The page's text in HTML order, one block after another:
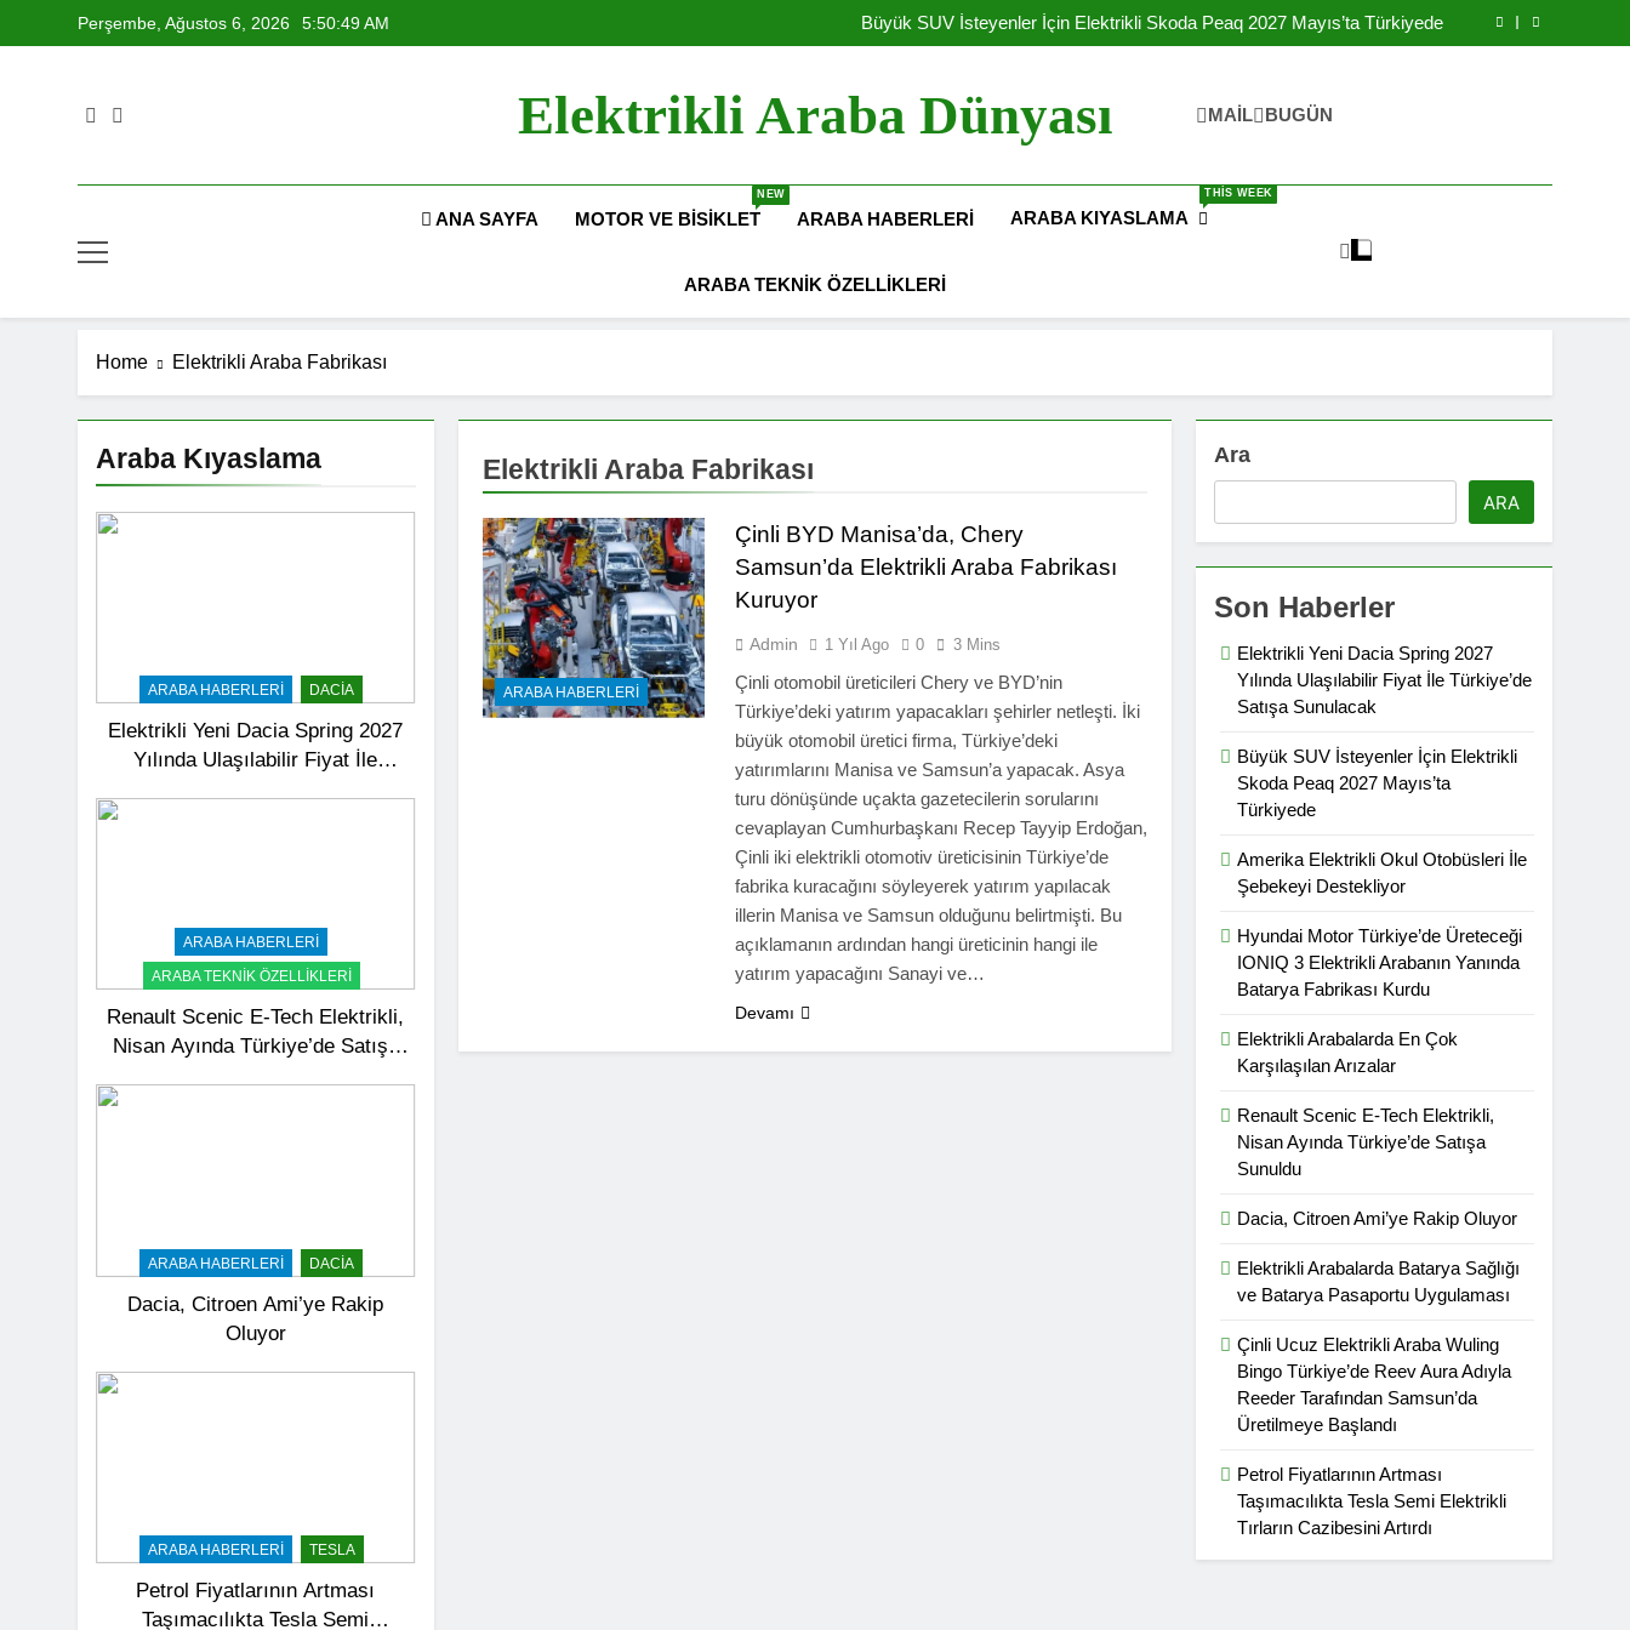
to
Perşembe, Ağustos 6, 2026 5:50:50 AM
Sunulacak
Büyük SUV İsteyenler İçin Elektrikli Skoda Peaq 2027 Mayıs’ta Türkiyede
Amerika Elektrikli Okul Otobüsleri İle Şebekeyi Destekliyor
Büyük SUV İsteyenler İçin Elektrikli Skoda Peaq 2027 Mayıs’ta Türkiyede
Amerika Elektrikli Okul Otobüsleri İle Şebekeyi Destekliyor
Elektrikli Araba Dünyası MAIL BUGÜN
ANA SAYFA MOTOR VE BISIKLET
NEW
ARABA HABERLERI ARABA KIYASLAMA
THIS WEEK
ARABA TEKNIK ÖZELLIKLERI
Home Elektrikli Araba Fabrikası
Araba Kıyaslama
ARABA HABERLERI DACIA
Elektrikli Yeni Dacia Spring 2027
Yılında Ulaşılabilir Fiyat İle
ARABA HABERLERI
ARABA TEKNIK ÖZELLIKLERI
Renault Scenic E-Tech Elektrikli,
Nisan Ayında Türkiye’de Satışa
ARABA HABERLERI DACIA
Dacia, Citroen Ami’ye Rakip
Oluyor
ARABA HABERLERI TESLA
Petrol Fiyatlarının Artması
Taşımacılıkta Tesla Semi
Elektrikli Araba Fabrikası
ARABA HABERLERI
Çinli BYD Manisa’da, Chery
Samsun’da Elektrikli Araba Fabrikası
Kuruyor
Admin 1 Yıl Ago 0 3 Mins
Çinli otomobil üreticileri Chery ve BYD’nin
Türkiye’deki yatırım yapacakları şehirler netleşti. İki
büyük otomobil üretici firma, Türkiye’deki
yatırımlarını Manisa ve Samsun’a yapacak. Asya
turu dönüşünde uçakta gazetecilerin sorularını
cevaplayan Cumhurbaşkanı Recep Tayyip Erdoğan,
Çinli iki elektrikli otomotiv üreticisinin Türkiye’de
fabrika kuracağını söyleyerek yatırım yapılacak
illerin Manisa ve Samsun olduğunu belirtmişti. Bu
açıklamanın ardından hangi üreticinin hangi ile
yatırım yapacağını Sanayi ve…
Devamı
Ara
ARA
Son Haberler
Elektrikli Yeni Dacia Spring 2027
Yılında Ulaşılabilir Fiyat İle Türkiye’de
Satışa Sunulacak
Büyük SUV İsteyenler İçin Elektrikli
Skoda Peaq 2027 Mayıs’ta
Türkiyede
Amerika Elektrikli Okul Otobüsleri İle
Şebekeyi Destekliyor
Hyundai Motor Türkiye’de Üreteceği
IONIQ 3 Elektrikli Arabanın Yanında
Batarya Fabrikası Kurdu
Elektrikli Arabalarda En Çok
Karşılaşılan Arızalar
Renault Scenic E-Tech Elektrikli,
Nisan Ayında Türkiye’de Satışa
Sunuldu
Dacia, Citroen Ami’ye Rakip Oluyor
Elektrikli Arabalarda Batarya Sağlığı
ve Batarya Pasaportu Uygulaması
Çinli Ucuz Elektrikli Araba Wuling
Bingo Türkiye’de Reev Aura Adıyla
Reeder Tarafından Samsun’da
Üretilmeye Başlandı
Petrol Fiyatlarının Artması
Taşımacılıkta Tesla Semi Elektrikli
Tırların Cazibesini Artırdı